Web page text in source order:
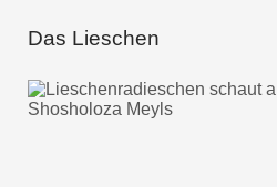
Das Lieschen